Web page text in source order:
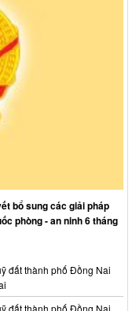
bổ sung các giải pháp
phòng - an ninh 6 tháng
đất thành phố Đồng Nai